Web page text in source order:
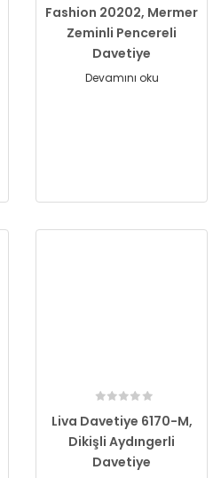
Fashion 20202, Mermer
Zeminli Pencereli
Davetiye
Devamını oku
Liva Davetiye 6170-M,
Dikişli Aydıngerli
Davetiye